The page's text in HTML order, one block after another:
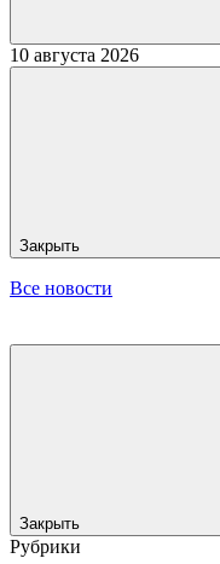
10 августа 2026
Закрыть
Все новости
Закрыть
Рубрики